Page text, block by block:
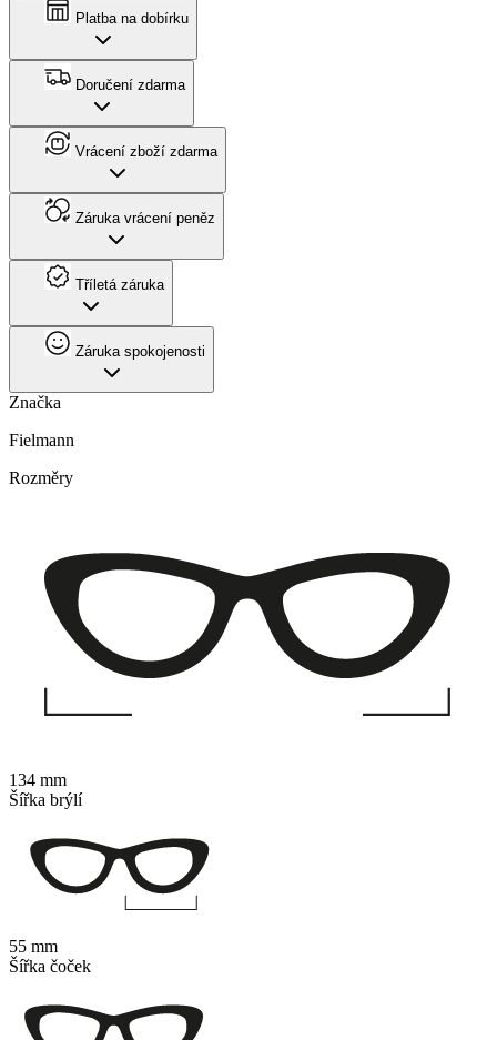
Platba na dobírku
Doručení zdarma
Vrácení zboží zdarma
Záruka vrácení peněz
Tříletá záruka
Záruka spokojenosti
Značka
Fielmann
Rozměry
134 mm
Šířka brýlí
55 mm
Šířka čoček